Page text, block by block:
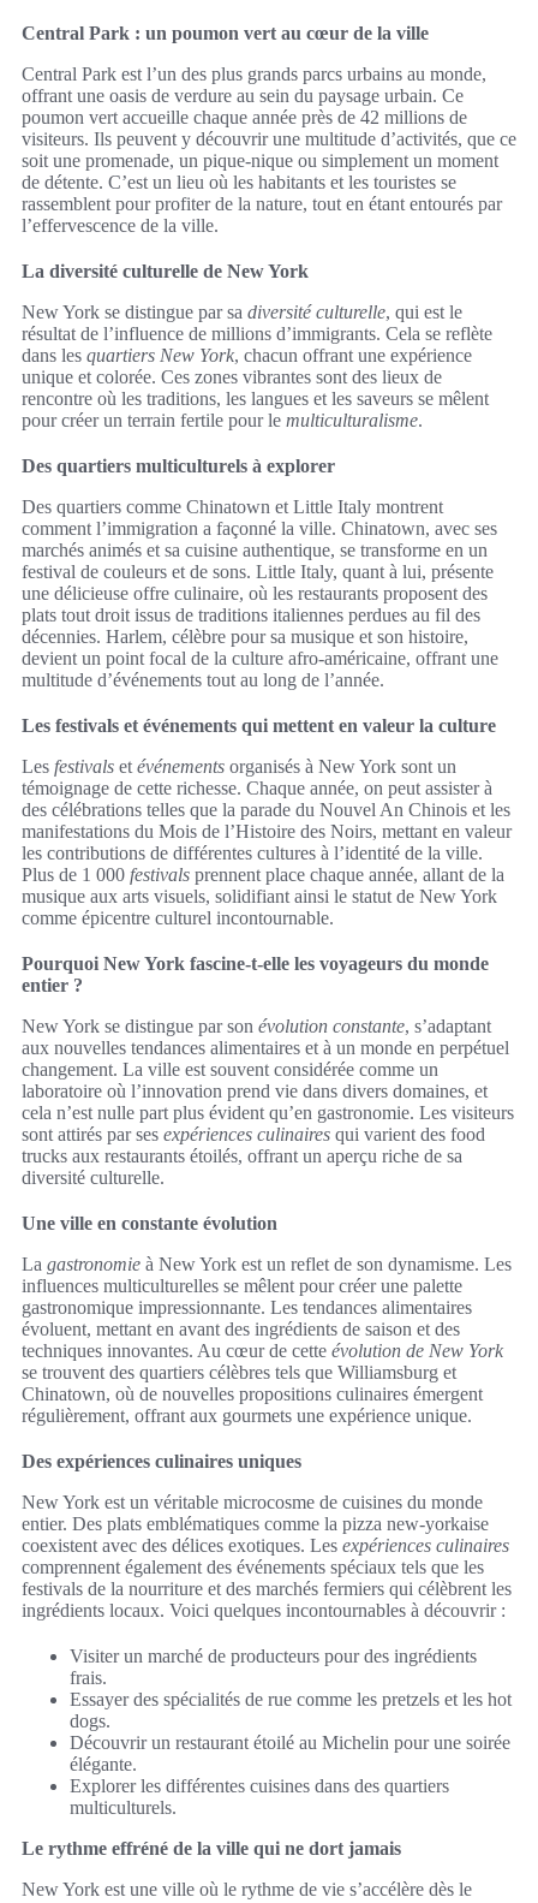
Central Park : un poumon vert au cœur de la ville
Central Park est l’un des plus grands parcs urbains au monde,
offrant une oasis de verdure au sein du paysage urbain. Ce
poumon vert accueille chaque année près de 42 millions de
visiteurs. Ils peuvent y découvrir une multitude d’activités, que ce
soit une promenade, un pique-nique ou simplement un moment
de détente. C’est un lieu où les habitants et les touristes se
rassemblent pour profiter de la nature, tout en étant entourés par
l’effervescence de la ville.
La diversité culturelle de New York
New York se distingue par sa diversité culturelle, qui est le
résultat de l’influence de millions d’immigrants. Cela se reflète
dans les quartiers New York, chacun offrant une expérience
unique et colorée. Ces zones vibrantes sont des lieux de
rencontre où les traditions, les langues et les saveurs se mêlent
pour créer un terrain fertile pour le multiculturalisme.
Des quartiers multiculturels à explorer
Des quartiers comme Chinatown et Little Italy montrent
comment l’immigration a façonné la ville. Chinatown, avec ses
marchés animés et sa cuisine authentique, se transforme en un
festival de couleurs et de sons. Little Italy, quant à lui, présente
une délicieuse offre culinaire, où les restaurants proposent des
plats tout droit issus de traditions italiennes perdues au fil des
décennies. Harlem, célèbre pour sa musique et son histoire,
devient un point focal de la culture afro-américaine, offrant une
multitude d’événements tout au long de l’année.
Les festivals et événements qui mettent en valeur la culture
Les festivals et événements organisés à New York sont un
témoignage de cette richesse. Chaque année, on peut assister à
des célébrations telles que la parade du Nouvel An Chinois et les
manifestations du Mois de l’Histoire des Noirs, mettant en valeur
les contributions de différentes cultures à l’identité de la ville.
Plus de 1 000 festivals prennent place chaque année, allant de la
musique aux arts visuels, solidifiant ainsi le statut de New York
comme épicentre culturel incontournable.
Pourquoi New York fascine-t-elle les voyageurs du monde
entier ?
New York se distingue par son évolution constante, s’adaptant
aux nouvelles tendances alimentaires et à un monde en perpétuel
changement. La ville est souvent considérée comme un
laboratoire où l’innovation prend vie dans divers domaines, et
cela n’est nulle part plus évident qu’en gastronomie. Les visiteurs
sont attirés par ses expériences culinaires qui varient des food
trucks aux restaurants étoilés, offrant un aperçu riche de sa
diversité culturelle.
Une ville en constante évolution
La gastronomie à New York est un reflet de son dynamisme. Les
influences multiculturelles se mêlent pour créer une palette
gastronomique impressionnante. Les tendances alimentaires
évoluent, mettant en avant des ingrédients de saison et des
techniques innovantes. Au cœur de cette évolution de New York
se trouvent des quartiers célèbres tels que Williamsburg et
Chinatown, où de nouvelles propositions culinaires émergent
régulièrement, offrant aux gourmets une expérience unique.
Des expériences culinaires uniques
New York est un véritable microcosme de cuisines du monde
entier. Des plats emblématiques comme la pizza new-yorkaise
coexistent avec des délices exotiques. Les expériences culinaires
comprennent également des événements spéciaux tels que les
festivals de la nourriture et des marchés fermiers qui célèbrent les
ingrédients locaux. Voici quelques incontournables à découvrir :
Visiter un marché de producteurs pour des ingrédients
frais.
Essayer des spécialités de rue comme les pretzels et les hot
dogs.
Découvrir un restaurant étoilé au Michelin pour une soirée
élégante.
Explorer les différentes cuisines dans des quartiers
multiculturels.
Le rythme effréné de la ville qui ne dort jamais
New York est une ville où le rythme de vie s’accélère dès le